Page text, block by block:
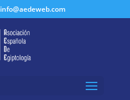
info@aedeweb.com